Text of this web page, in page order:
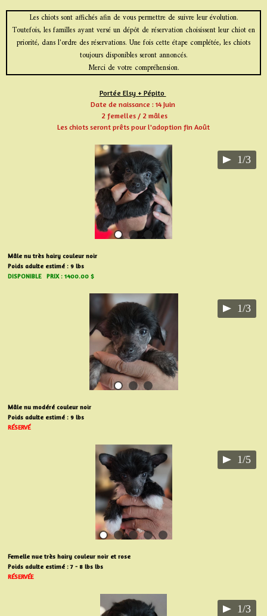
Les chiots sont affichés afin de vous permettre de suivre leur évolution.
Toutefois, les familles ayant versé un dépôt de réservation choisissent leur chiot en
priorité, dans l'ordre des réservations. Une fois cette étape complétée, les chiots
toujours disponibles seront annoncés.
Merci de votre compréhension.
Portée Elsy + Pépito
Date de naissance : 14 Juin
2 femelles / 2 mâles
Les chiots seront prêts pour l'adoption fin Août
1/3
Mâle nu très hairy couleur noir
Poids adulte estimé : 9 lbs
DISPONIBLE PRIX : 1400.00 $
1/3
Mâle nu modéré couleur noir
Poids adulte estimé : 9 lbs
RÉSERVÉ
1/5
Femelle nue très hairy couleur noir et rose
Poids adulte estimé : 7 - 8 lbs lbs
RÉSERVÉE
1/3